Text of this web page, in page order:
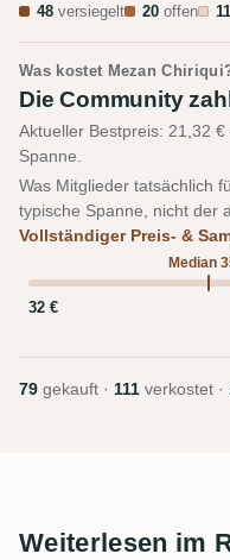
48 versiegelt 20 offen 11
Was kostet Mezan
Die Community
Aktueller Bestpreis: 21,32
Spanne.
Was Mitglieder tatsächlich
typische Spanne, nicht der
Vollständiger Preis- &
Median
32 €
79 gekauft · 111 verkostet ·
Weiterlesen im